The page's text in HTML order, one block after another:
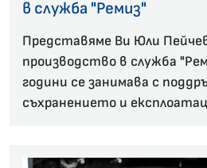
в служба "Ремиз"
Представяме Ви Юли
производство в служба
години се занимава с
съхранението и